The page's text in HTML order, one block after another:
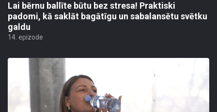
Lai bērnu ballīte būtu bez stresa! Praktiski
padomi, kā saklāt bagātīgu un sabalansētu svētku
galdu
14. epizode